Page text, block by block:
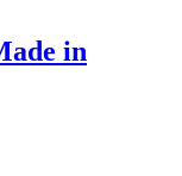
in